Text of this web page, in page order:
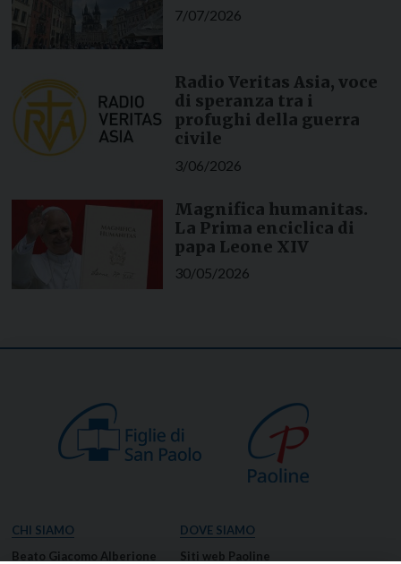
7/07/2026
Radio Veritas Asia, voce
di speranza tra i
profughi della guerra
civile
3/06/2026
Magnifica humanitas.
La Prima enciclica di
papa Leone XIV
30/05/2026
CHI SIAMO
Beato Giacomo Alberione
DOVE SIAMO
Siti web Paoline